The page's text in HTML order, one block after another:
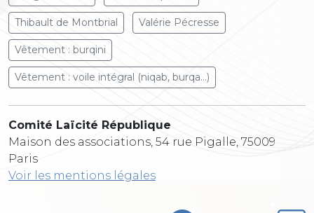
Thibault de Montbrial Valérie Pécresse
Vêtement : burqini
Vêtement : voile intégral (niqab, burqa...)
Comité Laïcité République
Maison des associations, 54 rue Pigalle, 75009
Paris
Voir les mentions légales